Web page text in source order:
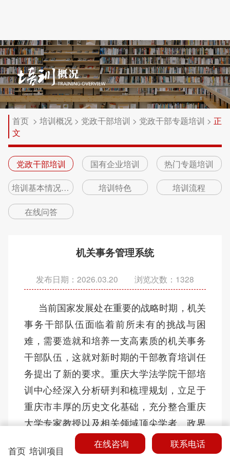
首页 培训项目
在线咨询 联系电话
首页> 培训概况> 党政干部培训 > 党政干部专题培训 > 正
文
党政干部培训 国有企业培训 热门专题培训
培训基本情况介绍 培训特色 培训流程
在线问答
机关事务管理系统
发布日期：2026.03.20 浏览次数： 1328
当前国家发展处在重要的战略时期，机关
事务干部队伍面临着前所未有的挑战与困
难，需要造就和培养一支高素质的机关事务
干部队伍，这就对新时期的干部教育培训任
务提出了新的要求。重庆大学法学院干部培
训中心经深入分析研判和梳理规划，立足于
重庆市丰厚的历史文化基础，充分整合重庆
大学专家教授以及相关领域顶尖学者、政界
智囊等一流师资，经精心筹备，举办“机关事
务管理系统干部素能提升培训班”。